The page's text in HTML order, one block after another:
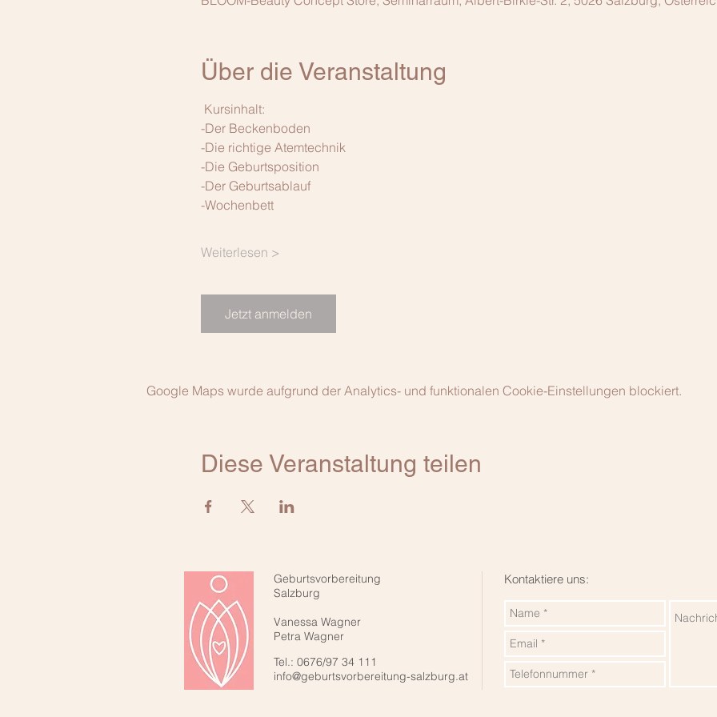
Über die Veranstaltung
Kursinhalt:
-Der Beckenboden
-Die richtige Atemtechnik
-Die Geburtsposition
-Der Geburtsablauf
-Wochenbett
Weiterlesen >
Jetzt anmelden
Google Maps wurde aufgrund der Analytics- und funktionalen Cookie-Einstellungen blockiert.
Diese Veranstaltung teilen
Kontaktiere uns:
Geburtsvorbereitung
Salzburg
Vanessa Wagner
Petra Wagner
Tel.: 0676/97 34 111
info@geburtsvorbereitung-salzburg.at